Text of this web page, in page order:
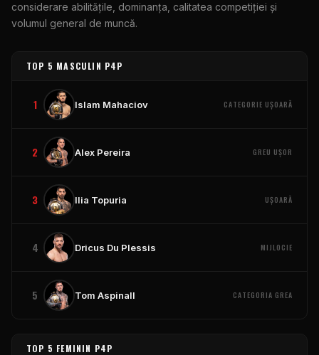
considerare abilitățile, dominanța, calitatea competiției și
volumul general de muncă.
TOP 5 MASCULIN P4P
1 Islam Mahaciov CATEGORIE UȘOARĂ
2 Alex Pereira GREU UȘOR
3 Ilia Topuria UȘOARĂ
4 Dricus Du Plessis MIJLOCIE
5 Tom Aspinall CATEGORIA GREA
TOP 5 FEMININ P4P